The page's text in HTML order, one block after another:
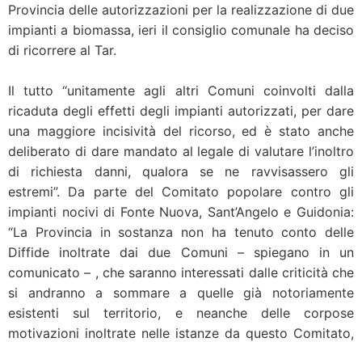
Provincia delle autorizzazioni per la realizzazione di due
impianti a biomassa, ieri il consiglio comunale ha deciso
di ricorrere al Tar.
Il tutto “unitamente agli altri Comuni coinvolti dalla
ricaduta degli effetti degli impianti autorizzati, per dare
una maggiore incisività del ricorso, ed è stato anche
deliberato di dare mandato al legale di valutare l’inoltro
di richiesta danni, qualora se ne ravvisassero gli
estremi”. Da parte del Comitato popolare contro gli
impianti nocivi di Fonte Nuova, Sant’Angelo e Guidonia:
“La Provincia in sostanza non ha tenuto conto delle
Diffide inoltrate dai due Comuni – spiegano in un
comunicato – , che saranno interessati dalle criticità che
si andranno a sommare a quelle già notoriamente
esistenti sul territorio, e neanche delle corpose
motivazioni inoltrate nelle istanze da questo Comitato,